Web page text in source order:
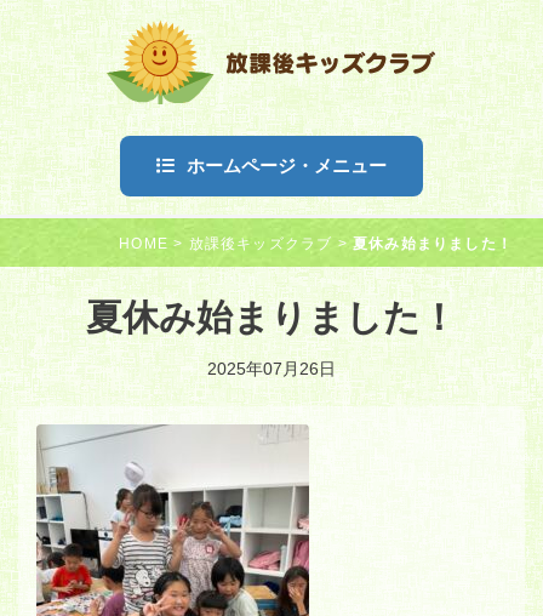
ホームページ・メニュー
HOME > 放課後キッズクラブ > 夏休み始まりました！
夏休み始まりました！
2025年07月26日